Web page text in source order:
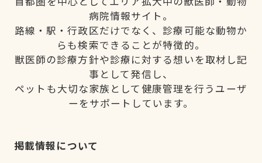
病院情報サイト。
路線・駅・行政区だけでなく、診療可能な動物か
らも検索できることが特徴的。
獣医師の診療方針や診療に対する想いを取材し記
事として発信し、
ペットも大切な家族として健康管理を行うユーザ
ーをサポートしています。
掲載情報について